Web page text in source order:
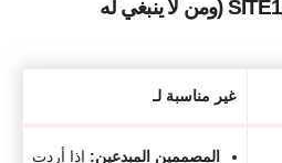
من ينبغي له استخدام SITE123 (ومن لا ينبغي له
غير مناسبة لـ
المصممين المبدعين: إذا أردت